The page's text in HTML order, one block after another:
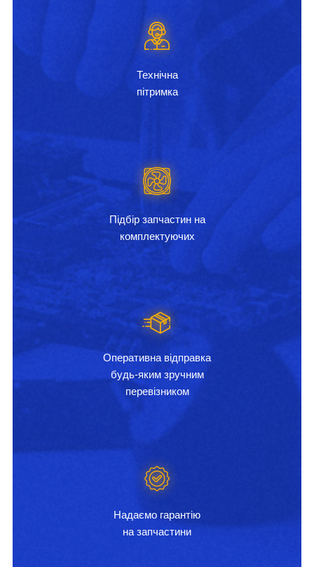
Технічна
пітримка
Підбір запчастин на
комплектуючих
Оперативна відправка
будь-яким зручним
перевізником
Надаємо гарантію
на запчастини